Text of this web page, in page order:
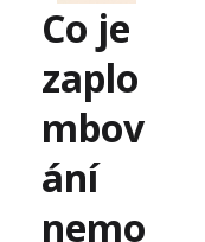
Co je
zaplo
mbov
ání
nemo